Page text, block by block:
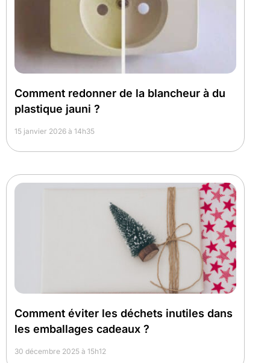
Comment redonner de la blancheur à du
plastique jauni ?
15 janvier 2026 à 14h35
Comment éviter les déchets inutiles dans
les emballages cadeaux ?
30 décembre 2025 à 15h12